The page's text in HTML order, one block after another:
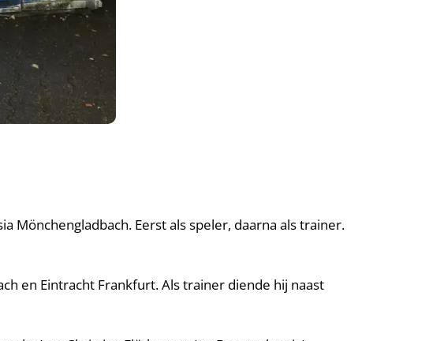
Mönchengladbach. Eerst als speler, daarna als trainer.
en Eintracht Frankfurt. Als trainer diende hij naast